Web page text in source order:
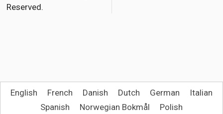
k
Reserved.
English French Danish Dutch German
Italian
Spanish
Norwegian Bokmål Polish